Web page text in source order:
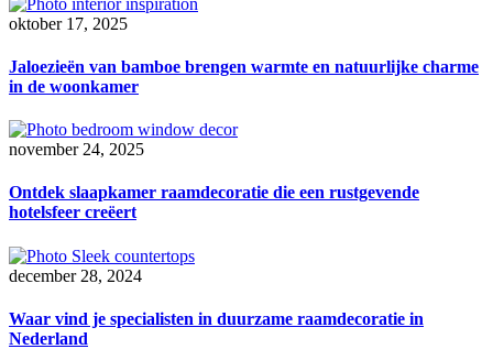
oktober 17, 2025
Jaloezieën van bamboe brengen warmte en natuurlijke charme
in de woonkamer
november 24, 2025
Ontdek slaapkamer raamdecoratie die een rustgevende
hotelsfeer creëert
december 28, 2024
Waar vind je specialisten in duurzame raamdecoratie in
Nederland